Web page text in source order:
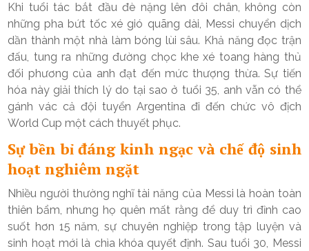
Khi tuổi tác bắt đầu đè nặng lên đôi chân, không còn
những pha bứt tốc xé gió quãng dài, Messi chuyển dịch
dần thành một nhà làm bóng lùi sâu. Khả năng đọc trận
đấu, tung ra những đường chọc khe xé toang hàng thủ
đối phương của anh đạt đến mức thượng thừa. Sự tiến
hóa này giải thích lý do tại sao ở tuổi 35, anh vẫn có thể
gánh vác cả đội tuyển Argentina đi đến chức vô địch
World Cup một cách thuyết phục.
Sự bền bỉ đáng kinh ngạc và chế độ sinh
hoạt nghiêm ngặt
Nhiều người thường nghĩ tài năng của Messi là hoàn toàn
thiên bẩm, nhưng họ quên mất rằng để duy trì đỉnh cao
suốt hơn 15 năm, sự chuyên nghiệp trong tập luyện và
sinh hoạt mới là chìa khóa quyết định. Sau tuổi 30, Messi